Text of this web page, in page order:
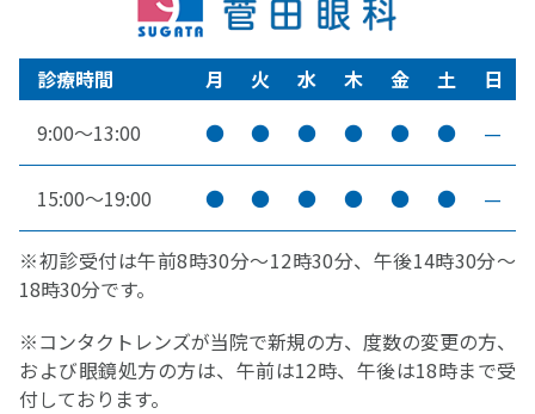
診療時間 月 火 水 木 金 土
日
9:00～13:00
● ● ● ● ● ● —
15:00～19:00 ● ● ● ● ● ● —
※初診受付は午前8時30分～12時30分、午後14時30分～
18時30分です。
※コンタクトレンズが当院で新規の方、度数の変更の方、
および眼鏡処方の方は、午前は12時、午後は18時まで受
付しております。